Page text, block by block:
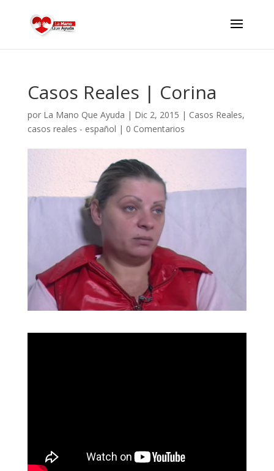
Casos Reales | Corina
por La Mano Que Ayuda | Dic 2, 2015 | Casos Reales,
casos reales - español | 0 Comentarios